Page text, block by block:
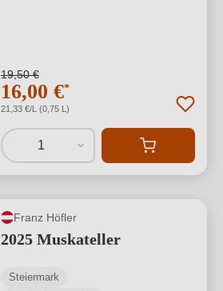
19,50 €
16,00 €*
21,33 €/L (0,75 L)
1
Franz Höfler
2025 Muskateller
Steiermark